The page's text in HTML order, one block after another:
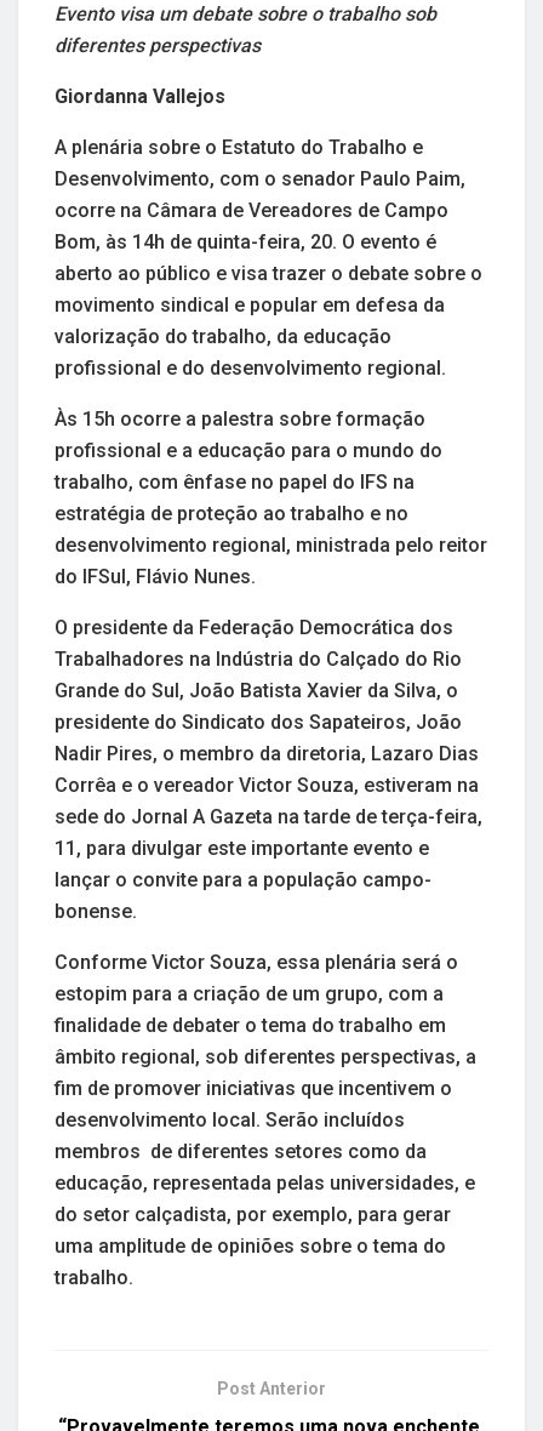
Evento visa um debate sobre o trabalho sob
diferentes perspectivas
Giordanna Vallejos
A plenária sobre o Estatuto do Trabalho e
Desenvolvimento, com o senador Paulo Paim,
ocorre na Câmara de Vereadores de Campo
Bom, às 14h de quinta-feira, 20. O evento é
aberto ao público e visa trazer o debate sobre o
movimento sindical e popular em defesa da
valorização do trabalho, da educação
profissional e do desenvolvimento regional.
Às 15h ocorre a palestra sobre formação
profissional e a educação para o mundo do
trabalho, com ênfase no papel do IFS na
estratégia de proteção ao trabalho e no
desenvolvimento regional, ministrada pelo reitor
do IFSul, Flávio Nunes.
O presidente da Federação Democrática dos
Trabalhadores na Indústria do Calçado do Rio
Grande do Sul, João Batista Xavier da Silva, o
presidente do Sindicato dos Sapateiros, João
Nadir Pires, o membro da diretoria, Lazaro Dias
Corrêa e o vereador Victor Souza, estiveram na
sede do Jornal A Gazeta na tarde de terça-feira,
11, para divulgar este importante evento e
lançar o convite para a população campo-
bonense.
Conforme Victor Souza, essa plenária será o
estopim para a criação de um grupo, com a
finalidade de debater o tema do trabalho em
âmbito regional, sob diferentes perspectivas, a
fim de promover iniciativas que incentivem o
desenvolvimento local. Serão incluídos
membros de diferentes setores como da
educação, representada pelas universidades, e
do setor calçadista, por exemplo, para gerar
uma amplitude de opiniões sobre o tema do
trabalho.
Post Anterior